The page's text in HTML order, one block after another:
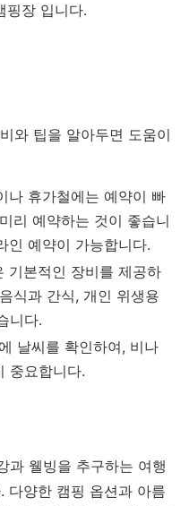
장 입니다.
와 팁을 알아두면 도움이
나 휴가철에는 예약이 빠
리 예약하는 것이 좋습니
인 예약이 가능합니다.
기본적인 장비를 제공하
식과 간식, 개인 위생용
니다.
날씨를 확인하여, 비나
중요합니다.
과 웰빙을 추구하는 여행
다양한 캠핑 옵션과 아름